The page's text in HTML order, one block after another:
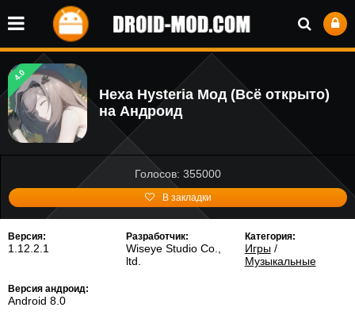
4.0
Hexa Hysteria Мод (Всё открыто)
на Андроид
Голосов: 355000
В закладки
Версия:
1.12.2.1
Разработчик:
Wiseye Studio Co.,
ltd.
Категория:
Игры/
Музыкальные
Версия андроид:
Android 8.0